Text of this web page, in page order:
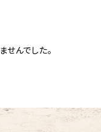
んでした。